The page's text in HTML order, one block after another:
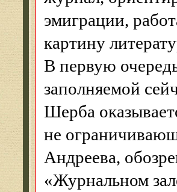
эмиграции,
картину
В первую
заполняемой
Шерба
не
Андреева,
«Журнальном